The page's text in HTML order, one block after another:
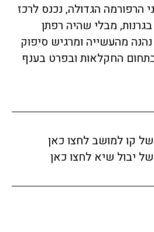
שנה לפני הרפורמה הגדולה, נכנס לרכז
מבלי שהיה רפתן
מהעשייה ומרגיש סיפוק
החקלאות ובפרט בענף
קו למושב לחצו כאן
יבול שיא לחצו כאן